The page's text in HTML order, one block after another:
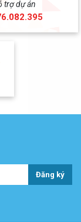
trợ dự án
Đăng ký